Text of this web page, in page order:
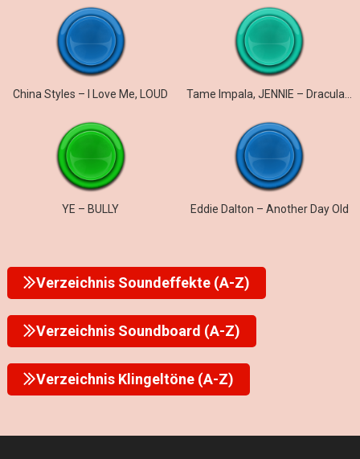
China Styles – I Love Me, LOUD
YE – BULLY Eddie Dalton – Another Day Old
Verzeichnis Soundeffekte (A-Z)
Verzeichnis Soundboard (A-Z)
Verzeichnis Klingeltöne (A-Z)